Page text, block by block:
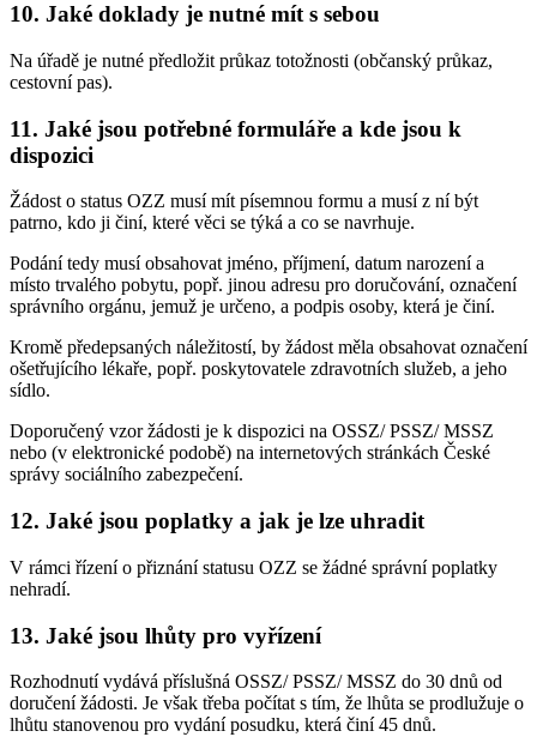
10. Jaké doklady je nutné mít s sebou
Na úřadě je nutné předložit průkaz totožnosti (občanský průkaz,
cestovní pas).
11. Jaké jsou potřebné formuláře a kde jsou k
dispozici
Žádost o status OZZ musí mít písemnou formu a musí z ní být
patrno, kdo ji činí, které věci se týká a co se navrhuje.
Podání tedy musí obsahovat jméno, příjmení, datum narození a
místo trvalého pobytu, popř. jinou adresu pro doručování, označení
správního orgánu, jemuž je určeno, a podpis osoby, která je činí.
Kromě předepsaných náležitostí, by žádost měla obsahovat označení
ošetřujícího lékaře, popř. poskytovatele zdravotních služeb, a jeho
sídlo.
Doporučený vzor žádosti je k dispozici na OSSZ/ PSSZ/ MSSZ
nebo (v elektronické podobě) na internetových stránkách České
správy sociálního zabezpečení.
12. Jaké jsou poplatky a jak je lze uhradit
V rámci řízení o přiznání statusu OZZ se žádné správní poplatky
nehradí.
13. Jaké jsou lhůty pro vyřízení
Rozhodnutí vydává příslušná OSSZ/ PSSZ/ MSSZ do 30 dnů od
doručení žádosti. Je však třeba počítat s tím, že lhůta se prodlužuje o
lhůtu stanovenou pro vydání posudku, která činí 45 dnů.